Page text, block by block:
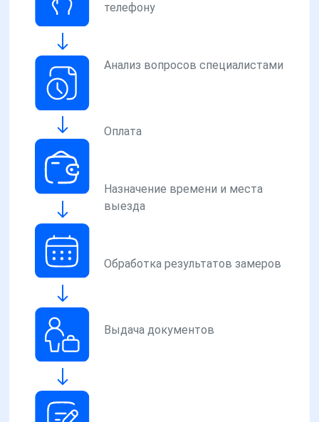
телефону
Анализ вопросов специалистами
Оплата
Назначение времени и места
выезда
Обработка результатов замеров
Выдача документов